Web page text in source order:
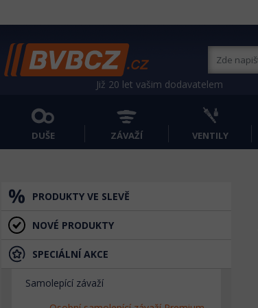
Již 20 let vašim dodavatelem
DUŠE ZÁVAŽÍ VENTILY
PRODUKTY VE SLEVĚ
NOVÉ PRODUKTY
SPECIÁLNÍ AKCE
Samolepící závaží